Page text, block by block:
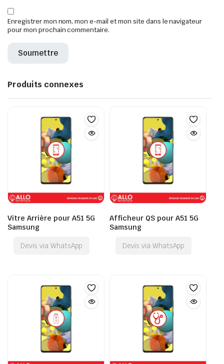
Enregistrer mon nom, mon e-mail et mon site dans le navigateur
pour mon prochain commentaire.
Produits connexes
Vitre Arrière pour A51 5G
Samsung
Devis via WhatsApp
Afficheur QS pour A51 5G
Samsung
Devis via WhatsApp